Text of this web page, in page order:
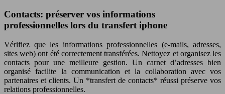
Contacts: préserver vos informations
professionnelles lors du transfert iphone
Vérifiez que les informations professionnelles (e-mails, adresses,
sites web) ont été correctement transférées. Nettoyez et organisez les
contacts pour une meilleure gestion. Un carnet d’adresses bien
organisé facilite la communication et la collaboration avec vos
partenaires et clients. Un *transfert de contacts* réussi préserve vos
relations professionnelles.